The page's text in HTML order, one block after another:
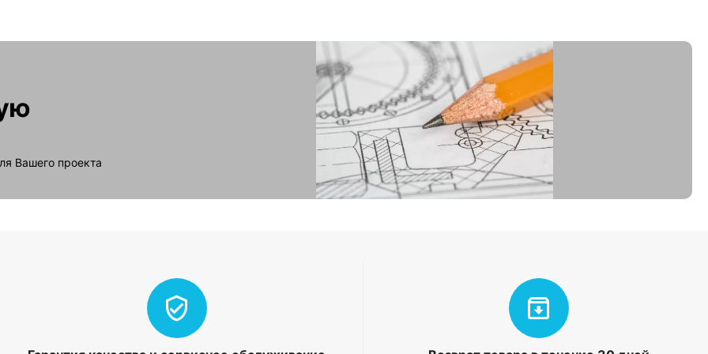
пыли и защита от струй воды во всех направлениях IP65;
делают корпуса стойкими к УФ-лучам с возможностью установки на открытом воздухе;
создает помех для передачи радио и GSM сигнала.
Вашего проекта